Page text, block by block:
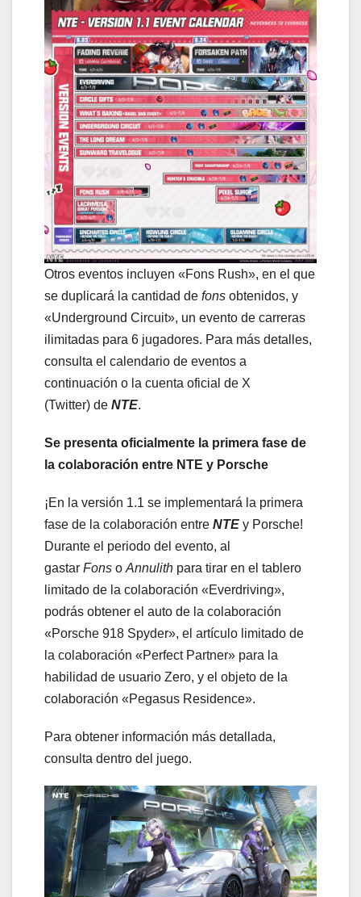
Otros eventos incluyen «Fons Rush», en el que
se duplicará la cantidad de fons obtenidos, y
«Underground Circuit», un evento de carreras
ilimitadas para 6 jugadores. Para más detalles,
consulta el calendario de eventos a
continuación o la cuenta oficial de X
(Twitter) de NTE.
Se presenta oficialmente la primera fase de
la colaboración entre NTE y Porsche
¡En la versión 1.1 se implementará la primera
fase de la colaboración entre NTE y Porsche!
Durante el periodo del evento, al
gastar Fons o Annulith para tirar en el tablero
limitado de la colaboración «Everdriving»,
podrás obtener el auto de la colaboración
«Porsche 918 Spyder», el artículo limitado de
la colaboración «Perfect Partner» para la
habilidad de usuario Zero, y el objeto de la
colaboración «Pegasus Residence».
Para obtener información más detallada,
consulta dentro del juego.